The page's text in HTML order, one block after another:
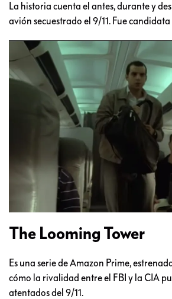
La historia cuenta el antes, durante y
avión secuestrado el 9/11. Fue
The Looming Tower
Es una serie de Amazon Prime,
cómo la rivalidad entre el FBI y la CIA
atentados del 9/11.